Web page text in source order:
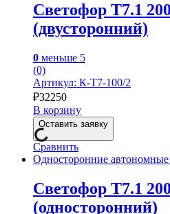
Светофор Т7.1
(двусторонний)
0 меньше 5
(0)
Артикул: К-Т7-100/2
₽32250
В корзину
Оставить заявку
Сравнить
Односторонние
Светофор Т7.1
(односторонний)